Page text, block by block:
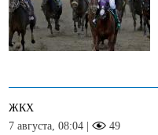
ЖКХ
7 августа, 08:04 |
49